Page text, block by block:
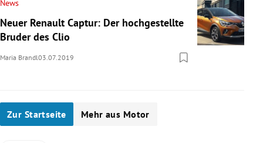
News
Neuer Renault Captur: Der hochgestellte
Bruder des Clio
Maria Brandl03.07.2019
Zur Startseite Mehr aus Motor